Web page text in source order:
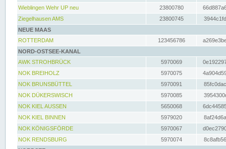
Wieblingen Wehr UP neu
23800780
Ziegelhausen AMS
23800745
NEUE MAAS
ROTTERDAM
123456786
NORD-OSTSEE-KANAL
AWK STROHBRÜCK
5970069
NOK BREIHOLZ
5970075
NOK BRUNSBÜTTEL
5970091
NOK DÜKERSWISCH
5970085
NOK KIEL AUSSEN
5650068
NOK KIEL BINNEN
5979020
NOK KÖNIGSFÖRDE
5970067
NOK RENDSBURG
5970074